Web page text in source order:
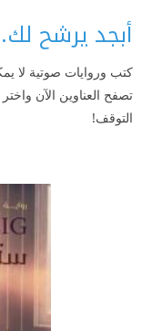
أبجد يرشح
كتب وروايات صوتية لا
تصفح العناوين الآن
التوقف!